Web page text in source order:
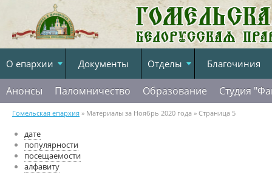
О епархии Документы Отделы Благочиния
Анонсы Паломничество Образование Студия
Гомельская епархия » Материалы за Ноябрь 2020 года » Страница 5
дате
популярности
посещаемости
алфавиту